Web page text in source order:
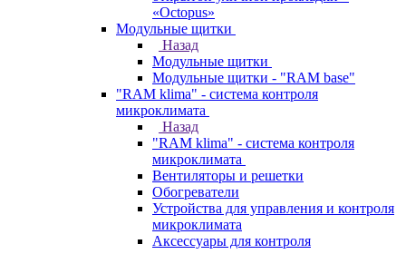
«Octopus»
Модульные щитки
Назад
Модульные щитки
Модульные щитки - "RAM base"
"RAM klima" - система контроля
микроклимата
Назад
"RAM klima" - система контроля
микроклимата
Вентиляторы и решетки
Обогреватели
Устройства для управления и контроля
микроклимата
Аксессуары для контроля